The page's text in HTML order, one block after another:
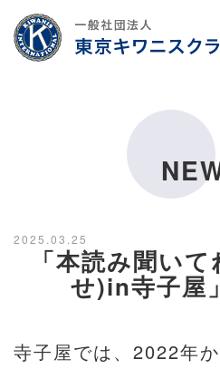
2025.03.25
「本読み聞い
せ)in寺子屋
寺子屋では、2022年か